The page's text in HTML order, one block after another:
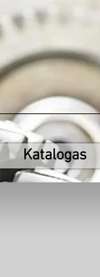
Katalogas